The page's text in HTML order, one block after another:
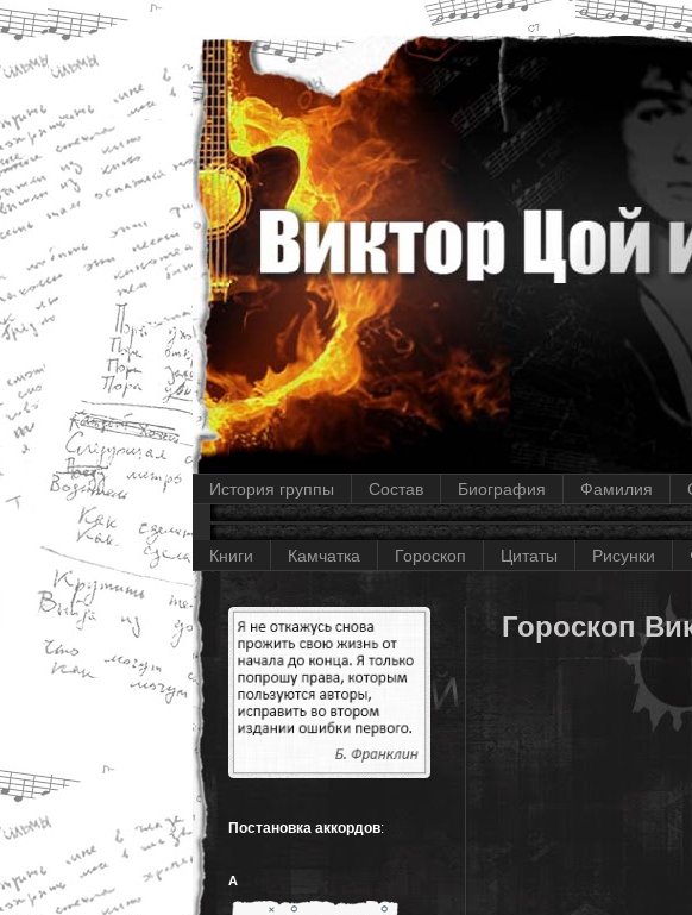
История группы Состав Биография Фамилия
Книги Камчатка Гороскоп Цитаты Рисунки
Гороскоп
Постановка аккордов:
A